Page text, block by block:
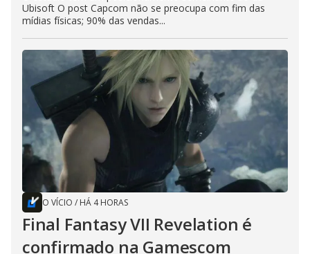
Ubisoft O post Capcom não se preocupa com fim das
mídias físicas; 90% das vendas...
O VÍCIO / HÁ 4 HORAS
Final Fantasy VII Revelation é
confirmado na Gamescom